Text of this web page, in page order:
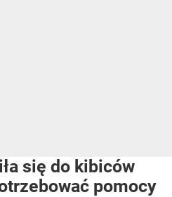
się do kibiców
pomocy